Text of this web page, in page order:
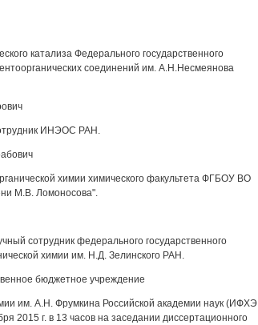
катализа Федерального государственного
соединений им. А.Н.Несмеянова
ИНЭОС РАН.
химии химического факультета ФГБОУ ВО
М.В. Ломоносова".
сотрудник федерального государственного
химии им. Н.Д. Зелинского РАН.
бюджетное учреждение
им. А.Н. Фрумкина Российской академии наук (ИФХЭ
2015 г. в 13 часов на заседании диссертационного